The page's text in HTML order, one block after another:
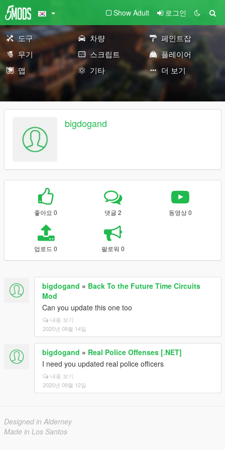
Show Adult 로그인
도구 차량
페인트잡
무기
스크립트
플레이어
맵
기타 더 보기
bigdogand
좋아요 0 댓글 2 동영상 0
업로드 0 팔로워 0
bigdogand » Back To the Future Time Circuits
Mod
Can you update this one too
내용 보기
2020년 09월 14일
bigdogand » Real Police Offenses [.NET]
I need you updated real police officers
내용 보기
2020년 09월 12일
Designed in Alderney
Made in Los Santos